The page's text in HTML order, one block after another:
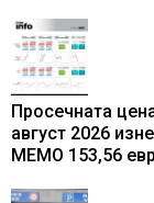
Просечната
август 2026
МЕМО 153,56